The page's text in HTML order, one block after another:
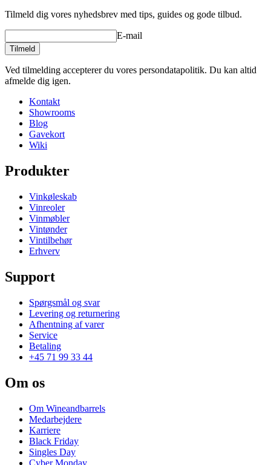
https://www.wineandbarrels.com/blog/57-guide-saadan-
serverer-du-et-godt-glas-vin/
serverer et
glas vin
nedenunder og en halv-hylde ovenpå
Bredde (cm)
Dybde (cm)
Tilmeld dig vores nyhedsbrev med tips, guides og gode tilbud.
E-mail
Tilmeld
Ved tilmelding accepterer du vores persondatapolitik. Du kan altid
afmelde dig igen.
Kontakt
Showrooms
Blog
Gavekort
Wiki
Produkter
Vinkøleskab
Vinreoler
Vinmøbler
Vintønder
Vintilbehør
Erhverv
Support
Spørgsmål og svar
Levering og returnering
Afhentning af varer
Service
Betaling
+45 71 99 33 44
Om os
Om Wineandbarrels
Medarbejdere
Karriere
Black Friday
Singles Day
Cyber Monday